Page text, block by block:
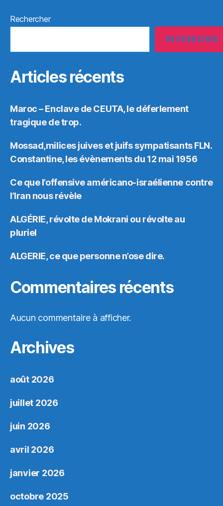
Rechercher
RECHERCHER
Articles récents
Maroc – Enclave de CEUTA, le déferlement
tragique de trop.
Mossad,milices juives et juifs sympatisants FLN.
Constantine, les évènements du 12 mai 1956
Ce que l’offensive américano-israélienne contre
l’Iran nous révèle
ALGÉRIE, révolte de Mokrani ou révolte au
pluriel
ALGERIE, ce que personne n’ose dire.
Commentaires récents
Aucun commentaire à afficher.
Archives
août 2026
juillet 2026
juin 2026
avril 2026
janvier 2026
octobre 2025